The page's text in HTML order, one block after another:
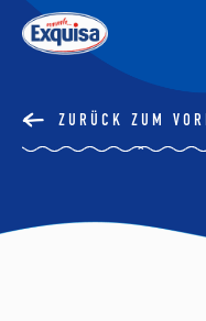
ZURÜCK ZUM